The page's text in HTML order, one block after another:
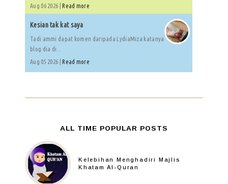
Aug 06 2026 | Read more
Kesian tak kat saya
Tadi ammi dapat komen daripada LydiaMiza katanya
blog dia di...
Aug 05 2026 | Read more
ALL TIME POPULAR POSTS
Kelebihan Menghadiri Majlis
Khatam Al-Quran